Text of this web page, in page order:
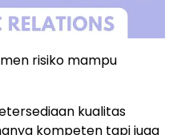
risiko mampu
kualitas
kompeten tapi juga